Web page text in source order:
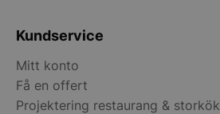
Kundservice
Mitt konto
Få en offert
Projektering restaurang & storkök
pys_start_session